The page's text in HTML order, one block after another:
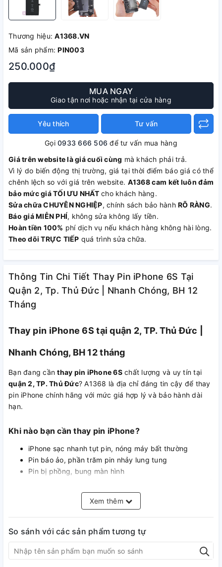
Thương hiệu:A1368.VN
Mã sản phẩm:PIN003
250.000₫
MUA NGAY
Giao tận nơi hoặc nhận tại cửa hàng
Yêu thích Tư vấn
Gọi0933 666 506 để tư vấn mua hàng
Giá trên website là giá cuối cùng mà khách phải trả.
Vì lý do biến động thị trường, giá tại thời điểm báo giá có thể
chênh lệch so với giá trên website. A1368 cam kết luôn đảm
bảo mức giá TỐI ƯU NHẤTcho khách hàng.
Sửa chữa CHUYÊN NGHIỆP, chính sách bảo hành RÕ RÀNG.
Báo giá MIỄN PHÍ, không sửa không lấy tiền.
Hoàn tiền 100% phí dịch vụ nếu khách hàng không hài lòng.
Theo dõi TRỰC TIẾP quá trình sửa chữa.
Thông Tin Chi Tiết Thay Pin iPhone 6S Tại
Quận 2, Tp. Thủ Đức | Nhanh Chóng, BH 12
Tháng
Thay pin iPhone 6S tại quận 2, TP. Thủ Đức |
Nhanh Chóng, BH 12 tháng
Bạn đang cầnthay pin iPhone 6Schất lượng và uy tín tại
quận 2, TP. Thủ Đức? A1368 là địa chỉ đáng tin cậy để thay
pin iPhone chính hãng với mức giá hợp lý và bảo hành dài
hạn.
Khi nào bạn cần thay pin iPhone?
iPhone sạc nhanh tụt pin, nóng máy bất thường
Pin báo ảo, phần trăm pin nhảy lung tung
Pin bị phồng, bung màn hình
Dùng nhanh hết pin dù chỉ mới thay gần đây (pin kém
chất lượng)
Các loại pin đang thay thế tại A1368
Pin EU
Xem thêm
So sánh với các sản phẩm tương tự